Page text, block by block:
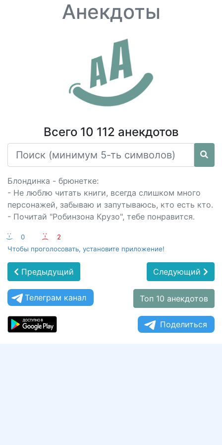
Анекдоты
Всего 10 112 анекдотов
Блондинка - брюнетке:
- Не люблю читать книги, всегда слишком много
персонажей, забываю и запутываюсь, кто есть кто.
- Почитай "Робинзона Крузо", тебе понравится.
:-) 0 :-(
2
Чтобы проголосовать, установите приложение!
Предыдущий Следующий
Телеграм канал Топ 10 анекдотов
Поделиться